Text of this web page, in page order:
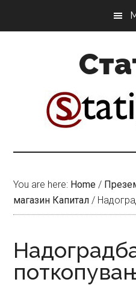
You are here: Home /
магазин Капитал /